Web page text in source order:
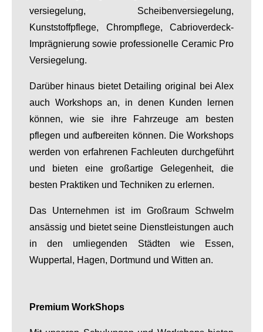
versiegelung, Scheibenversiegelung,
Kunststoffpflege, Chrompflege, Cabrioverdeck-
Imprägnierung sowie professionelle Ceramic Pro
Versiegelung.
Darüber hinaus bietet Detailing original bei Alex
auch Workshops an, in denen Kunden lernen
können, wie sie ihre Fahrzeuge am besten
pflegen und aufbereiten können. Die Workshops
werden von erfahrenen Fachleuten durchgeführt
und bieten eine großartige Gelegenheit, die
besten Praktiken und Techniken zu erlernen.
Das Unternehmen ist im Großraum Schwelm
ansässig und bietet seine Dienstleistungen auch
in den umliegenden Städten wie Essen,
Wuppertal, Hagen, Dortmund und Witten an.
Premium WorkShops